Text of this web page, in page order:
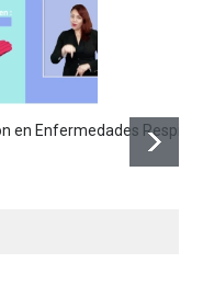
en Enfermedades